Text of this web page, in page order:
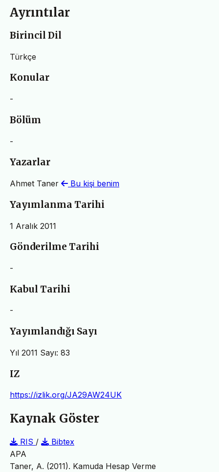
Ayrıntılar
Birincil Dil
Türkçe
Konular
-
Bölüm
-
Yazarlar
Ahmet Taner Bu kişi benim
Yayımlanma Tarihi
1 Aralık 2011
Gönderilme Tarihi
-
Kabul Tarihi
-
Yayımlandığı Sayı
Yıl 2011 Sayı: 83
IZ
https://izlik.org/JA29AW24UK
Kaynak Göster
RIS /
Bibtex
APA
Taner, A. (2011). Kamuda Hesap Verme